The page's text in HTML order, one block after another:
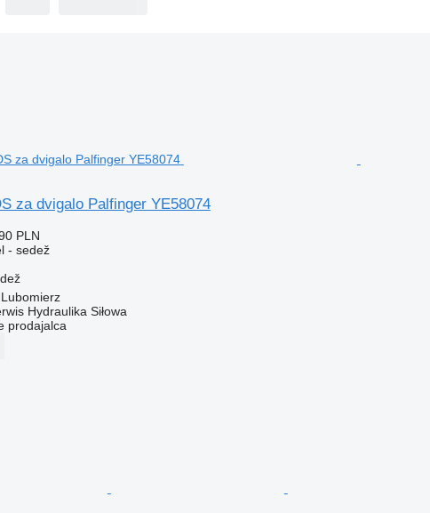
za dvigalo Palfinger YE58074
PLN
- sedež
Hydraulika Siłowa
prodajalca